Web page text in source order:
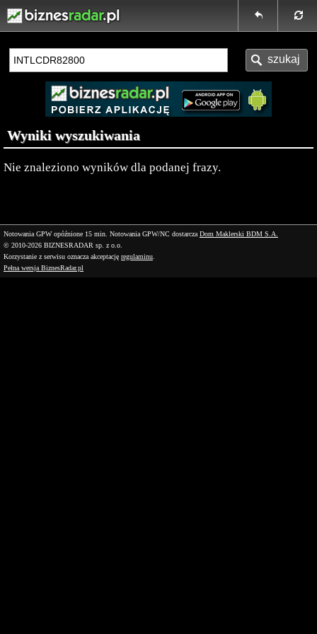
Wyniki wyszukiwania
Nie znaleziono wyników dla podanej frazy.
Notowania GPW opóźnione 15 min. Notowania GPW/NC dostarcza Dom Maklerski BDM S.A.
© 2010-2026 BIZNESRADAR sp. z o.o.
Korzystanie z serwisu oznacza akceptację regulaminu
Pełna wersja BiznesRadar.pl